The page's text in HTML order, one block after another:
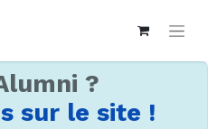
?
sur le site !